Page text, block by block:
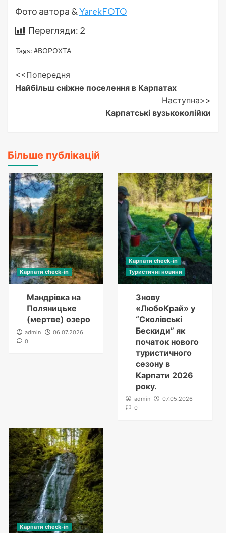
Фото автора &YarekFOTO
Перегляди: 2
Tags: #ВОРОХТА
Post
Navigation
<<Попередня
Найбільш сніжне поселення в Карпатах
Наступна>>
Карпатські вузькоколійки
Більше публікацій
Карпати check-in
Мандрівка на
Поляницьке
(мертве) озеро
admin
06.07.2026
0
Карпати check-in
Туристичні новини
Знову
«ЛюбоКрай» у
“Сколівські
Бескиди” як
початок нового
туристичного
сезону в
Карпати 2026
року.
admin
07.05.2026
0
Карпати check-in